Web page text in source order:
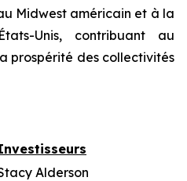
Midwest américain et à la
Unis, contribuant au
prospérité des collectivités
Alderson